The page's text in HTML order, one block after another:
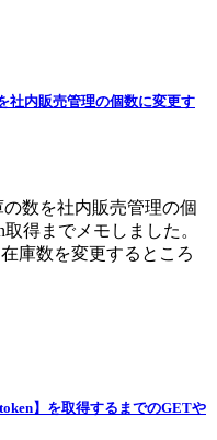
社内販売管理の個数に変更す
の数を社内販売管理の個
得までメモしました。
庫数を変更するところ
】を取得するまでのGETや